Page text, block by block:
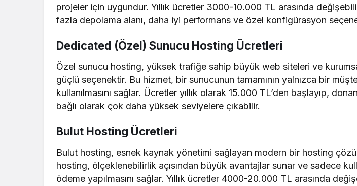
projeler için uygundur. Yıllık ücretler 3000-10.000 TL arasında
fazla depolama alanı, daha iyi performans ve özel konfigürasyon
Dedicated (Özel) Sunucu Hosting Ücretleri
Özel sunucu hosting, yüksek trafiğe sahip büyük web siteleri ve
güçlü seçenektir. Bu hizmet, bir sunucunun tamamının yalnızca bir
kullanılmasını sağlar. Ücretler yıllık olarak 15.000 TL’den başlayıp,
bağlı olarak çok daha yüksek seviyelere çıkabilir.
Bulut Hosting Ücretleri
Bulut hosting, esnek kaynak yönetimi sağlayan modern bir hosting
hosting, ölçeklenebilirlik açısından büyük avantajlar sunar ve sadece
ödeme yapılmasını sağlar. Yıllık ücretler 4000-20.000 TL arasında